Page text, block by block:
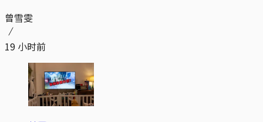
曾雪雯
19 小时前